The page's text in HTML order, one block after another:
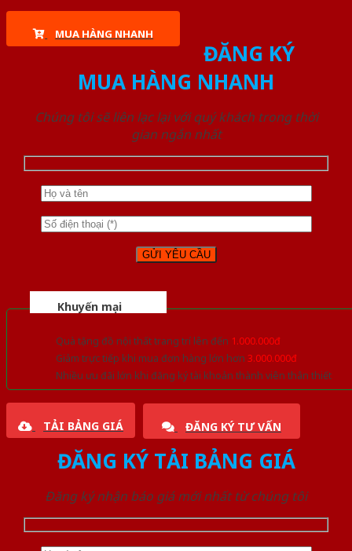
MUA HÀNG NHANH
ĐĂNG KÝ
MUA HÀNG NHANH
Chúng tôi sẽ liên lạc lại với quý khách trong thời
gian ngắn nhất
Khuyến mại
Quà tặng đồ nội thất trang trí lên đến 1.000.000đ
Giảm trực tiếp khi mua đơn hàng lớn hơn 3.000.000đ
Nhiều ưu đãi lớn khi đăng ký tài khoản thành viên thân thiết
TẢI BẢNG GIÁ ĐĂNG KÝ TƯ VẤN
ĐĂNG KÝ TẢI BẢNG GIÁ
Đăng ký nhận báo giá mới nhất từ chúng tôi